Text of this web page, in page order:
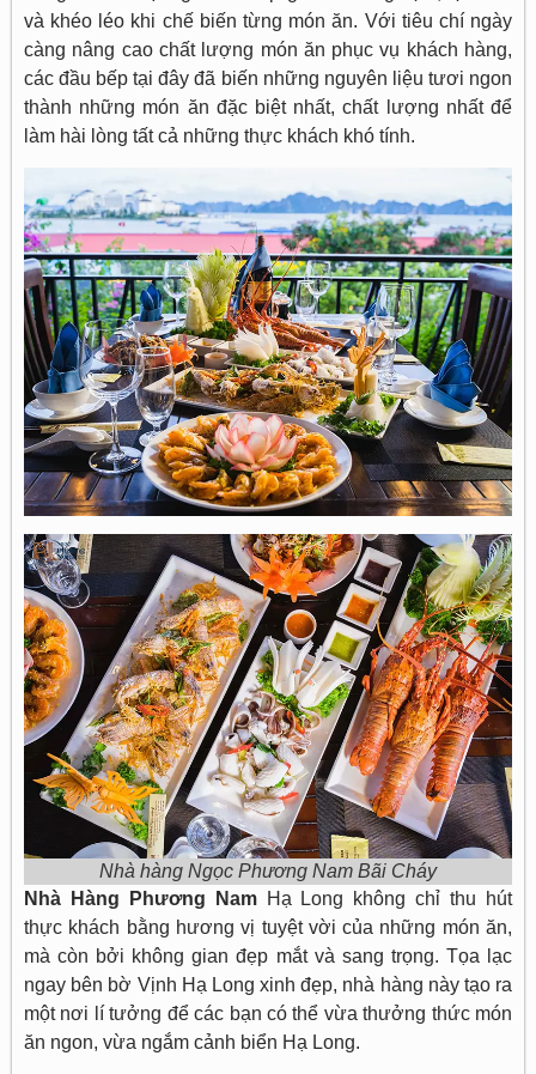
và khéo léo khi chế biến từng món ăn. Với tiêu chí ngày
càng nâng cao chất lượng món ăn phục vụ khách hàng,
các đầu bếp tại đây đã biến những nguyên liệu tươi ngon
thành những món ăn đặc biệt nhất, chất lượng nhất để
làm hài lòng tất cả những thực khách khó tính.
Nhà hàng Ngọc Phương Nam Bãi Cháy
Nhà Hàng Phương NamHạ Long không chỉ thu hút
thực khách bằng hương vị tuyệt vời của những món ăn,
mà còn bởi không gian đẹp mắt và sang trọng. Tọa lạc
ngay bên bờ Vịnh Hạ Long xinh đẹp, nhà hàng này tạo ra
một nơi lí tưởng để các bạn có thể vừa thưởng thức món
ăn ngon, vừa ngắm cảnh biển Hạ Long.